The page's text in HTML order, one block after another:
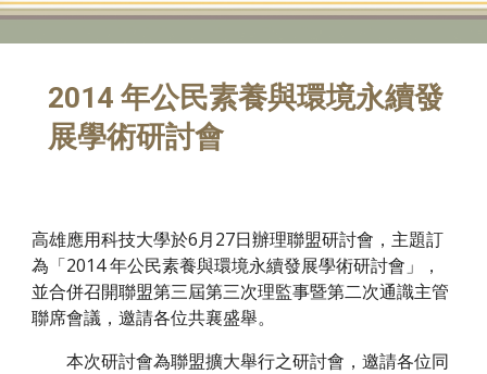
2014 年公民素養與環境永續發
展學術研討會
高雄應用科技大學於6月27日辦理聯盟研討會，主題訂
為「2014 年公民素養與環境永續發展學術研討會」，
並合併召開聯盟第三屆第三次理監事暨第二次通識主管
聯席會議，邀請各位共襄盛舉。
本次研討會為聯盟擴大舉行之研討會，邀請各位同